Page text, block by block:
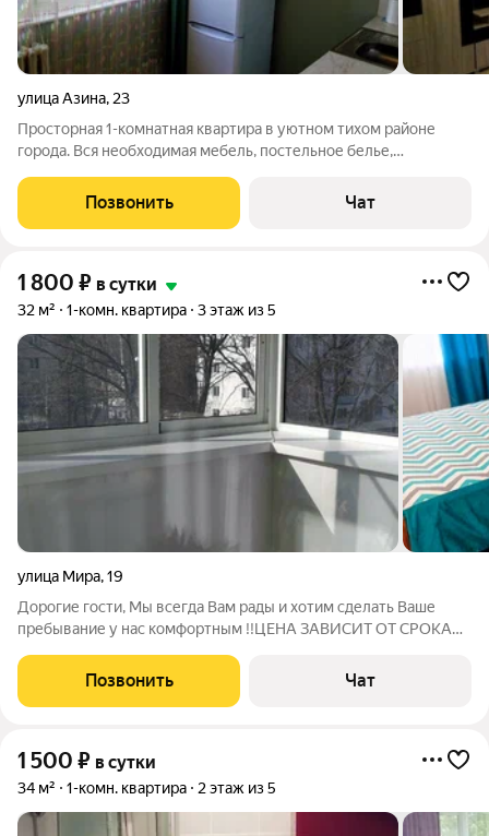
улица Азина, 23
Просторная 1-комнатная квартира в уютном тихом районе
города. Вся необходимая мебель, постельное белье,
СВЧ, утюг, фен, холодильник, цифровое ТВ, высокоскоростной
интернет - Wi-Fi - балкон,
Позвонить Чат
1 800 ₽ в сутки
32 м² 1-комн. квартира 3 этаж из 5
улица Мира,19
Дорогие гости, Мы всегда Вам рады и хотим сделать Ваше
пребывание у нас комфортным !!ЦЕНА ЗАВИСИТ ОТ СРОКА
наличии ПАСПОРТА, ОПЛАТА за ночь наличными + ЗАЛОГ
возвратный 2000 рублей( возвращается после
Позвонить Чат
1 500 ₽ в сутки
34 м² 1-комн. квартира 2 этаж из 5